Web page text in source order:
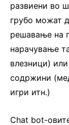
развиени во
грубо можат
решавање на
нарачување
влезници)
содржини
игри итн.)
Chat bot-